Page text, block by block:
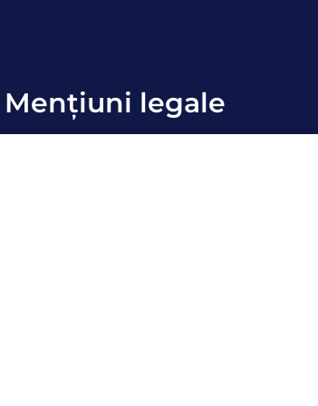
Mențiuni legale